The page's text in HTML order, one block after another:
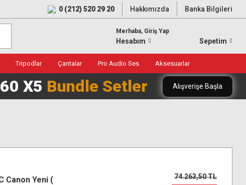
0 (212) 520 29 20 Hakkımızda Banka Bilgileri
Merhaba, Giriş Yap
Hesabım Sepetim
Tripodlar Çantalar Pro Audio Ses Aksesuarlar
X5 Bundle Setler Alışverişe Başla
Canon Yeni (
74.263,50 TL